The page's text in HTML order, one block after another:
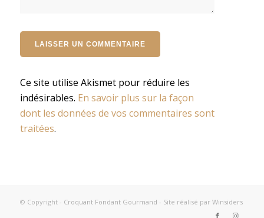
Ce site utilise Akismet pour réduire les
indésirables. En savoir plus sur la façon
dont les données de vos commentaires sont
traitées.
© Copyright - Croquant Fondant Gourmand - Site réalisé par Winsiders